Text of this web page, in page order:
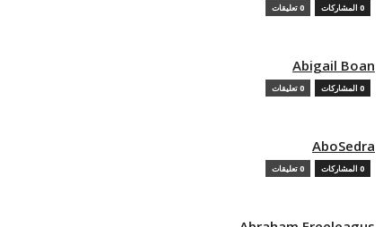
0 المشاركات 0 تعليقات
Abigail Boan
0 المشاركات 0 تعليقات
AboSedra
0 المشاركات 0 تعليقات